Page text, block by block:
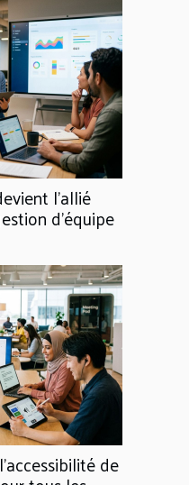
l’allié
d’équipe
de